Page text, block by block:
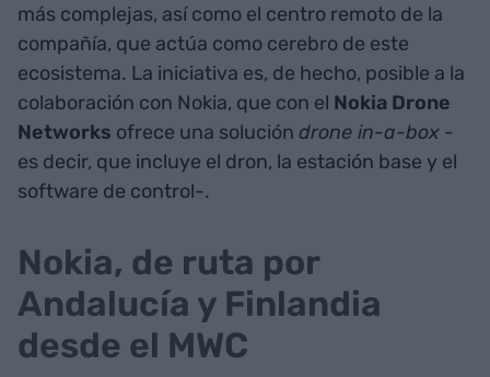
más complejas, así como el centro remoto de la
compañía, que actúa como cerebro de este
ecosistema. La iniciativa es, de hecho, posible a la
colaboración con Nokia, que con el Nokia Drone
Networks ofrece una solución drone in-a-box -
es decir, que incluye el dron, la estación base y el
software de control-.
Nokia, de ruta por
Andalucía y Finlandia
desde el MWC